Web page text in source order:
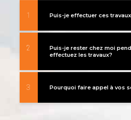
1 Puis-je effectuer ces
2
Puis-je rester chez moi
effectuez les travaux?
3 Pourquoi faire appel à vos